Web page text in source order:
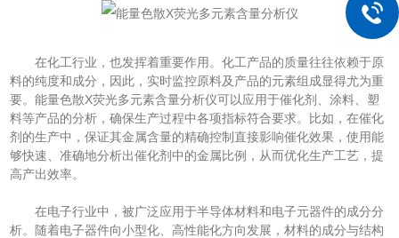
在化工行业，也发挥着重要作用。化工产品的质量往往依赖于原
料的纯度和成分，因此，实时监控原料及产品的元素组成显得尤为重
要。能量色散X荧光多元素含量分析仪可以应用于催化剂、涂料、塑
料等产品的分析，确保生产过程中各项指标符合要求。比如，在催化
剂的生产中，保证其金属含量的精确控制直接影响催化效果，使用能
够快速、准确地分析出催化剂中的金属比例，从而优化生产工艺，提
高产出效率。
在电子行业中，被广泛应用于半导体材料和电子元器件的成分分
析。随着电子器件向小型化、高性能化方向发展，材料的成分与结构